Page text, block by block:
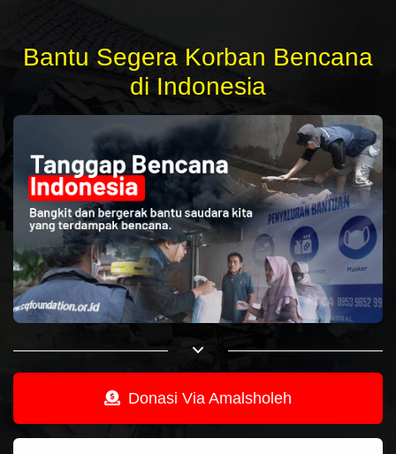
Bantu Segera Korban Bencana
di Indonesia
Donasi Via Amalsholeh